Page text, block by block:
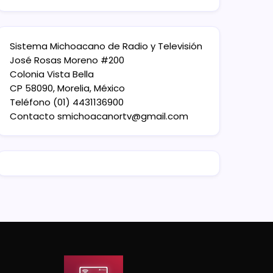
Sistema Michoacano de Radio y Televisión
José Rosas Moreno #200
Colonia Vista Bella
CP 58090, Morelia, México
Teléfono (01) 4431136900
Contacto smichoacanortv@gmail.com